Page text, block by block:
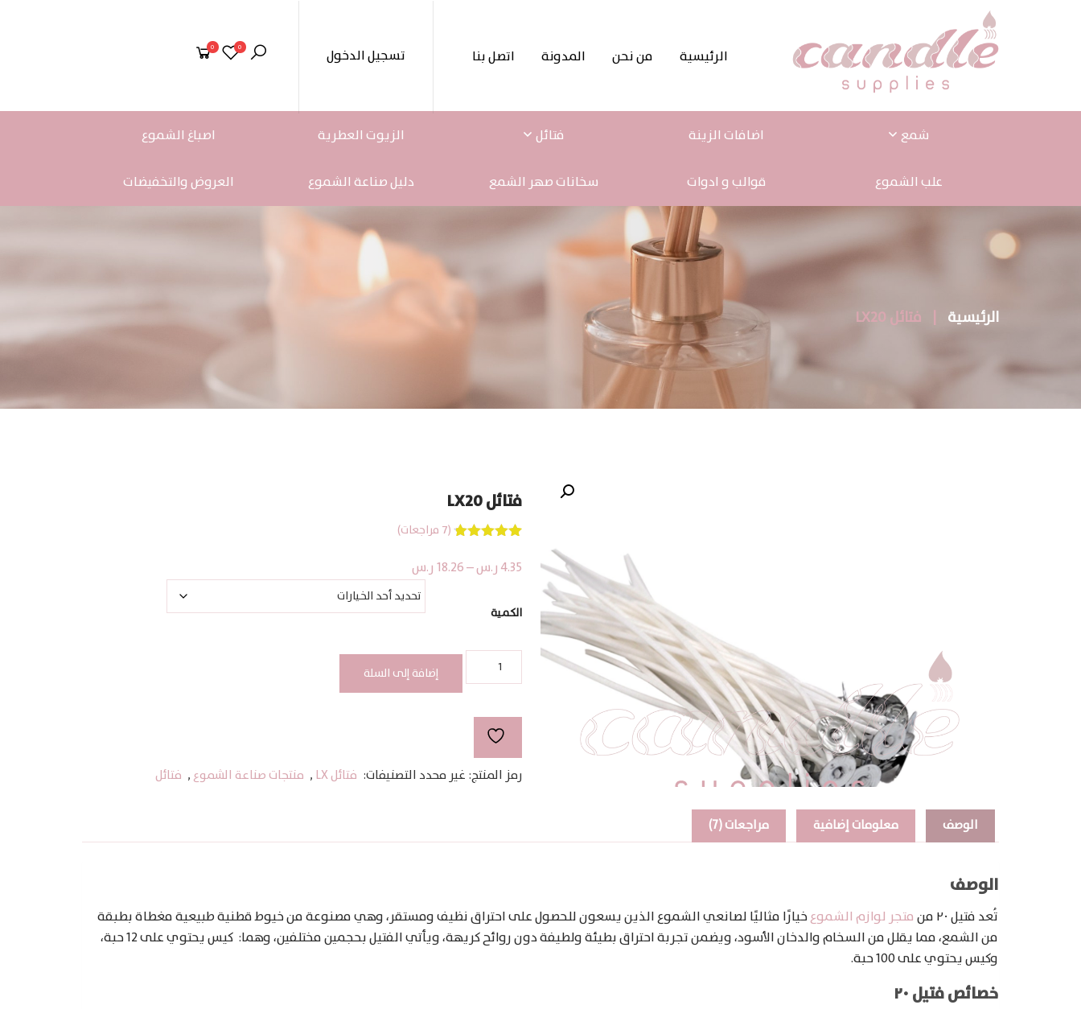
الرئيسية من نحن المدونة اتصل بنا تسجيل الدخول 0
0
شمع اضافات الزينة فتائل الزيوت العطرية اصباغ الشموع
علب الشموع قوالب و ادوات سخانات صهر الشمع دليل صناعة الشموع العروض والتخفيضات
الرئيسية | فتائل LX20
فتائل LX20
بـ 4.86
5 بناءً على
(
7 مراجعات)
4.35 ر.س–
18.26 ر.سنطاق
السعر:
من
خلال
⁦18.26 ر.س⁩
الكمية
كمية
فتائل
LX20
إضافة إلى السلة
رمز المنتج: غير محدد التصنيفات: فتائل LX , منتجات صناعة الشموع , فتائل
الوصف معلومات إضافية مراجعات (7)
الوصف
تُعد فتيل ٢٠ من متجر لوازم الشموعخيارًا مثاليًا لصانعي الشموع الذين يسعون للحصول على احتراق نظيف ومستقر، وهي مصنوعة من خيوط قطنية طبيعية مغطاة بطبقة
من الشمع، مما يقلل من السخام والدخان الأسود، ويضمن تجربة احتراق بطيئة ولطيفة دون روائح كريهة، ويأتي الفتيل بحجمين مختلفين، وهما: ​ كيس يحتوي على 12 حبة،
وكيس يحتوي على 100 حبة.​
خصائص فتيل ٢٠